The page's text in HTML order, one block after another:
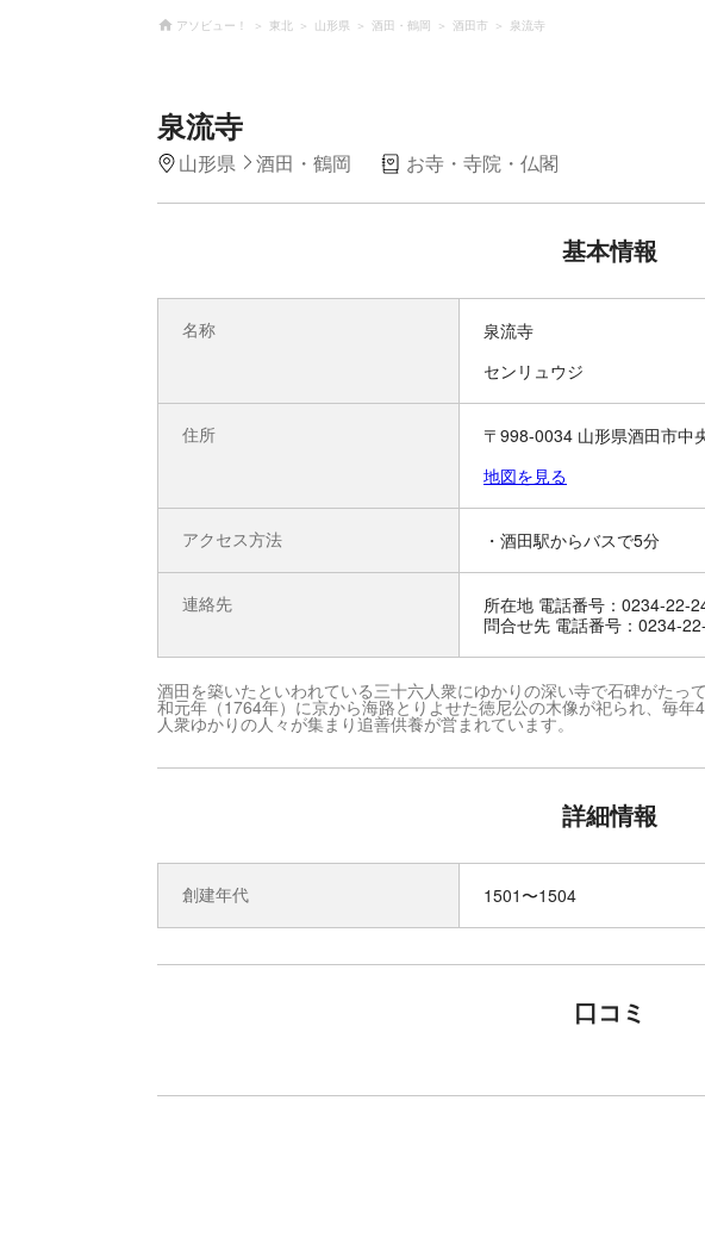
アソビュー！ 東北 山形県 酒田・鶴岡 酒田市 泉流寺
泉流寺
山形県 酒田・鶴岡 お寺・寺院・仏閣
基本情報
名称
泉流寺
センリュウジ
住所
〒998-0034 山形県酒田市中
地図を見る
アクセス方法 ・酒田駅からバスで5分
連絡先
所在地 電話番号：0234-22-
問合せ先 電話番号：0234-
酒田を築いたといわれている三十六人衆にゆかりの深い寺で石碑がたっ
和元年（1764年）に京から海路とりよせた徳尼公の木像が祀られ、毎
人衆ゆかりの人々が集まり追善供養が営まれています。
詳細情報
創建年代 1501〜1504
口コミ